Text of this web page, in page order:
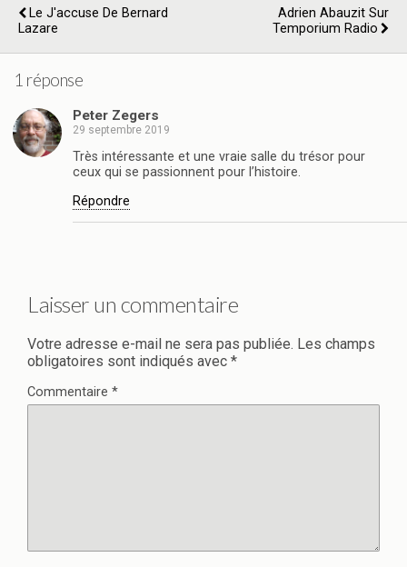
Le J'accuse De Bernard
Lazare
Adrien Abauzit Sur
Temporium Radio
1 réponse
Peter Zegers
29 septembre 2019
Très intéressante et une vraie salle du trésor pour
ceux qui se passionnent pour l’histoire.
Répondre
Laisser un commentaire
Votre adresse e-mail ne sera pas publiée. Les champs
obligatoires sont indiqués avec *
Commentaire *